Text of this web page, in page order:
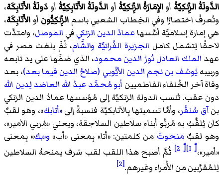
الدَّولَةُ الزِّنكِيَّةُ أوالإِمَارَةُ الزِّنكِيَّةُ أو الدَّولَةُ الأَتَابِكِيَّةُ أو دَولَةُ الأَتَابِكَة،
وتُعرفُ اختصارًا وفي الخِطاب الشعبي باسم الزِّنكِيُّون أو الأَتَابِكَة،
هي إمارة إسلاميَّة أسَّسهاعمادُ الدين الزنكيفي الموصل، وامتدَّت
لاحقًا لِتشمل كامل الجزيرة الفُراتيَّة والشَّام، ثُمَّ بلغت مصر في
عهد الملك العادل نُورُ الدين محمود، الذي ضمَّها على يد تابعه
وربيبهيُوسُف بن نجم الدين الأيُّوبي (صلاحُ الدين فيما بعد)، بعد
وفاة آخر الخُلفاء الفاطميين أبو مُحمَّد عبدُ الله العاضد لِدين الله
دون عقب. تُنسب الدولة الزنكيَّة إلى مُؤسسها عمادُ الدين الزنكي
بنآق سُنقُر، وأمَّا تسميتها بِالأتابكيَّة فنسبةً إلى«أتابك»، وهو لقبٌ
كان يُلقَّبُ به مُربُّو أبناء سلاطين السلاجقة، ويعني «مُربي الأمير»،
وهو لقبٌمنحوتٌ من كلمتين: «أتا» بِمعنى «أب» و«بك» بِمعنى
«أمير»،[ْ 1] [ْ 2]
ثُمَّ أصبح هذا اللقب لقب شرف يمنحهُ السلاطين
لِلمُقرَّبين من الأُمراء وغيرهم.[2]